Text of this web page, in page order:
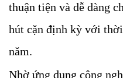
thuận tiện và dễ dàng
hút cặn định kỳ với
năm.
Nhờ ứng dụng công